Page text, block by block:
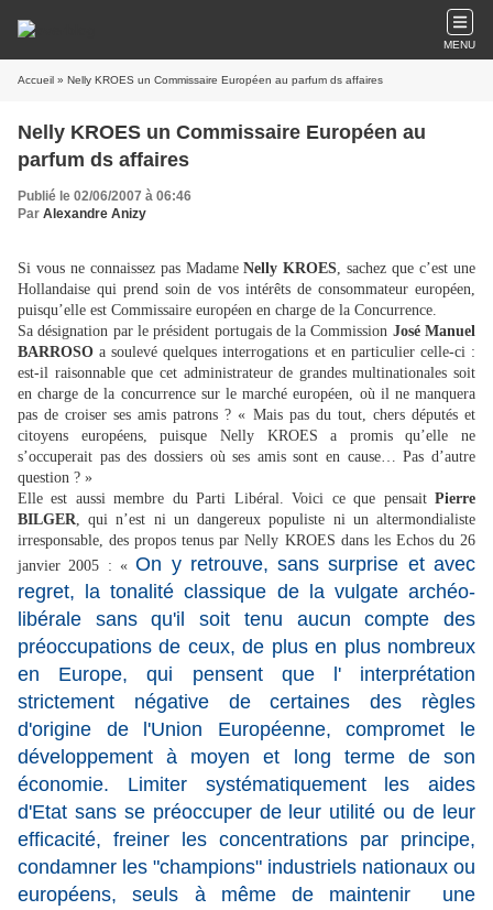
MENU
Accueil » Nelly KROES un Commissaire Européen au parfum ds affaires
Nelly KROES un Commissaire Européen au
parfum ds affaires
Publié le 02/06/2007 à 06:46
Par Alexandre Anizy
Si vous ne connaissez pas MadameNelly KROES, sachez que c’est une
Hollandaise qui prend soin de vos intérêts de consommateur européen,
puisqu’elle est Commissaire européen en charge de la Concurrence.
Sa désignation par le président portugais de la Commission José Manuel
BARROSO a soulevé quelques interrogations et en particulier celle-ci :
est-il raisonnable que cet administrateur de grandes multinationales soit
en charge de la concurrence sur le marché européen, où il ne manquera
pas de croiser ses amis patrons ? « Mais pas du tout, chers députés et
citoyens européens, puisque Nelly KROES a promis qu’elle ne
s’occuperait pas des dossiers où ses amis sont en cause… Pas d’autre
question ? »
Elle est aussi membre du Parti Libéral. Voici ce que pensait Pierre
BILGER, qui n’est ni un dangereux populiste ni un altermondialiste
irresponsable, des propos tenus par Nelly KROES dans les Echos du 26
janvier 2005 : «On y retrouve, sans surprise et avec
regret, la tonalité classique de la vulgate archéo-
libérale sans qu'il soit tenu aucun compte des
préoccupations de ceux, de plus en plus nombreux
en Europe, qui pensent que l' interprétation
strictement négative de certaines des règles
d'origine de l'Union Européenne, compromet le
développement à moyen et long terme de son
économie. Limiter systématiquement les aides
d'Etat sans se préoccuper de leur utilité ou de leur
efficacité, freiner les concentrations par principe,
condamner les "champions" industriels nationaux ou
européens, seuls à même de maintenir une